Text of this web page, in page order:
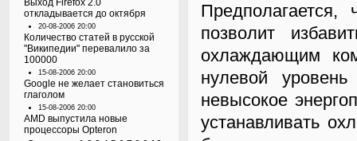
Выход Firefox 2.0
откладывается до октября
20-08-2006 20:00
Количество статей в русской
"Википедии" перевалило за
100000
15-08-2006 20:00
Google не желает становиться
глаголом
15-08-2006 20:00
AMD выпустила новые
процессоры Opteron
Предполагается,
позволит
охлаждающим
нулевой
невысокое
устанавливать